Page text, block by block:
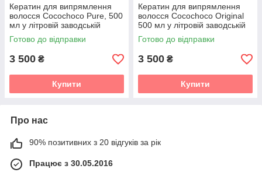
Кератин для випрямлення
волосся Cocochoco Pure, 500
мл у літровій заводській
баночці.
Готово до відправки
3 500 ₴
Купити
Кератин для випрямлення
волосся Cocochoco Original
500 мл у літровій заводській
баночці
Готово до відправки
3 500 ₴
Купити
Про нас
90% позитивних з 20 відгуків за рік
Працює з 30.05.2016